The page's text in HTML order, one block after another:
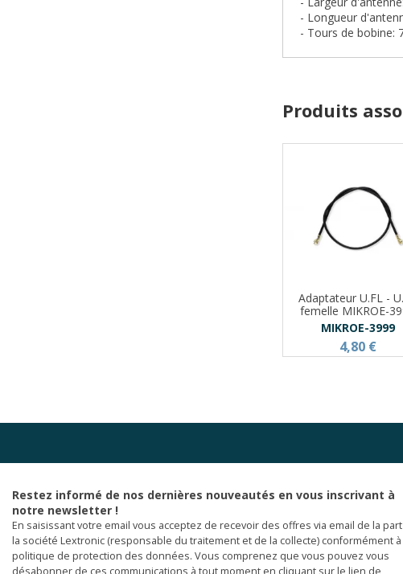
- Longueur
- Tours de bobine:
Produits
Adaptateur U.FL -
femelle MIKROE-
MIKROE-3999
4,80 €
Restez informé de nos dernières nouveautés en vous inscrivant à
notre newsletter !
En saisissant votre email vous acceptez de recevoir des offres via email de la
la société Lextronic (responsable du traitement et de la collecte) conformément à
politique de protection des données. Vous comprenez que vous pouvez vous